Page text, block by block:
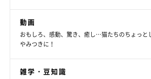
動画
おもしろ、感動、驚き、癒し…猫たちのちょっと
やみつきに！
雑学・豆知識